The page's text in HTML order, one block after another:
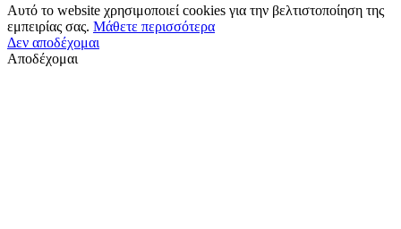
Αυτό το website χρησιμοποιεί cookies για την βελτιστοποίηση της
εμπειρίας σας. Μάθετε περισσότερα
Δεν αποδέχομαι
Αποδέχομαι